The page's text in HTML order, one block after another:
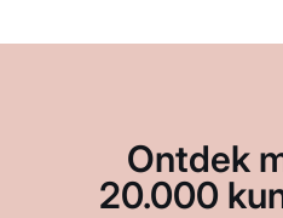
Ontdek
20.000